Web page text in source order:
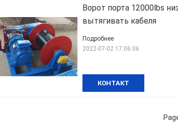
Ворот порта 12000lbs
вытягивать кабеля
КОНТАКТ
Подробнее
2022-07-02 17:06:06